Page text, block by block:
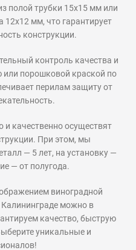
полой трубки 15х15 мм или
12х12 мм, что гарантирует
конструкции.
контроль качества и
или порошковой краской по
перилам защиту от
качественно осуществят
При этом, мы
— 5 лет, на установку —
— от полугода.
виноградной
можно в
качество, быструю
уникальные и